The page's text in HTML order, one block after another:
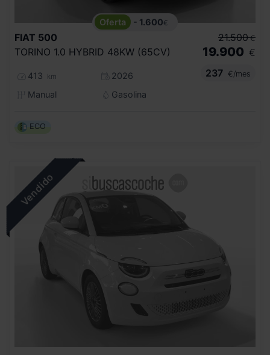
- 1.600€
FIAT 500
TORINO 1.0 HYBRID 48KW (65CV)
413 km
2026
Manual
Gasolina
21.500 €
19.900 €
237
€/mes
ECO